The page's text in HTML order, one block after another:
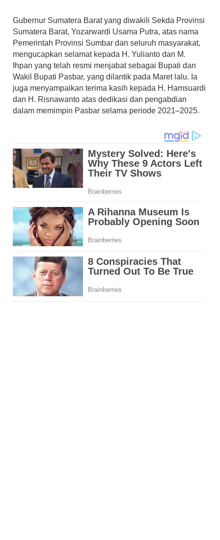
Gubernur Sumatera Barat yang diwakili Sekda Provinsi
Sumatera Barat, Yozarwardi Usama Putra, atas nama
Pemerintah Provinsi Sumbar dan seluruh masyarakat,
mengucapkan selamat kepada H. Yulianto dan M.
Ihpan yang telah resmi menjabat sebagai Bupati dan
Wakil Bupati Pasbar, yang dilantik pada Maret lalu. Ia
juga menyampaikan terima kasih kepada H. Hamsuardi
dan H. Risnawanto atas dedikasi dan pengabdian
dalam memimpin Pasbar selama periode 2021–2025.